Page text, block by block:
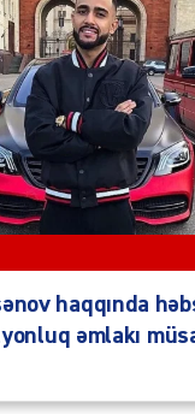
haqqında
əmlakı